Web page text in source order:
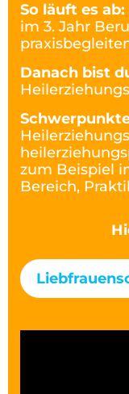
So läuft es ab:
im 3. Jahr
Danach bist
zum Beispiel
Bereich,